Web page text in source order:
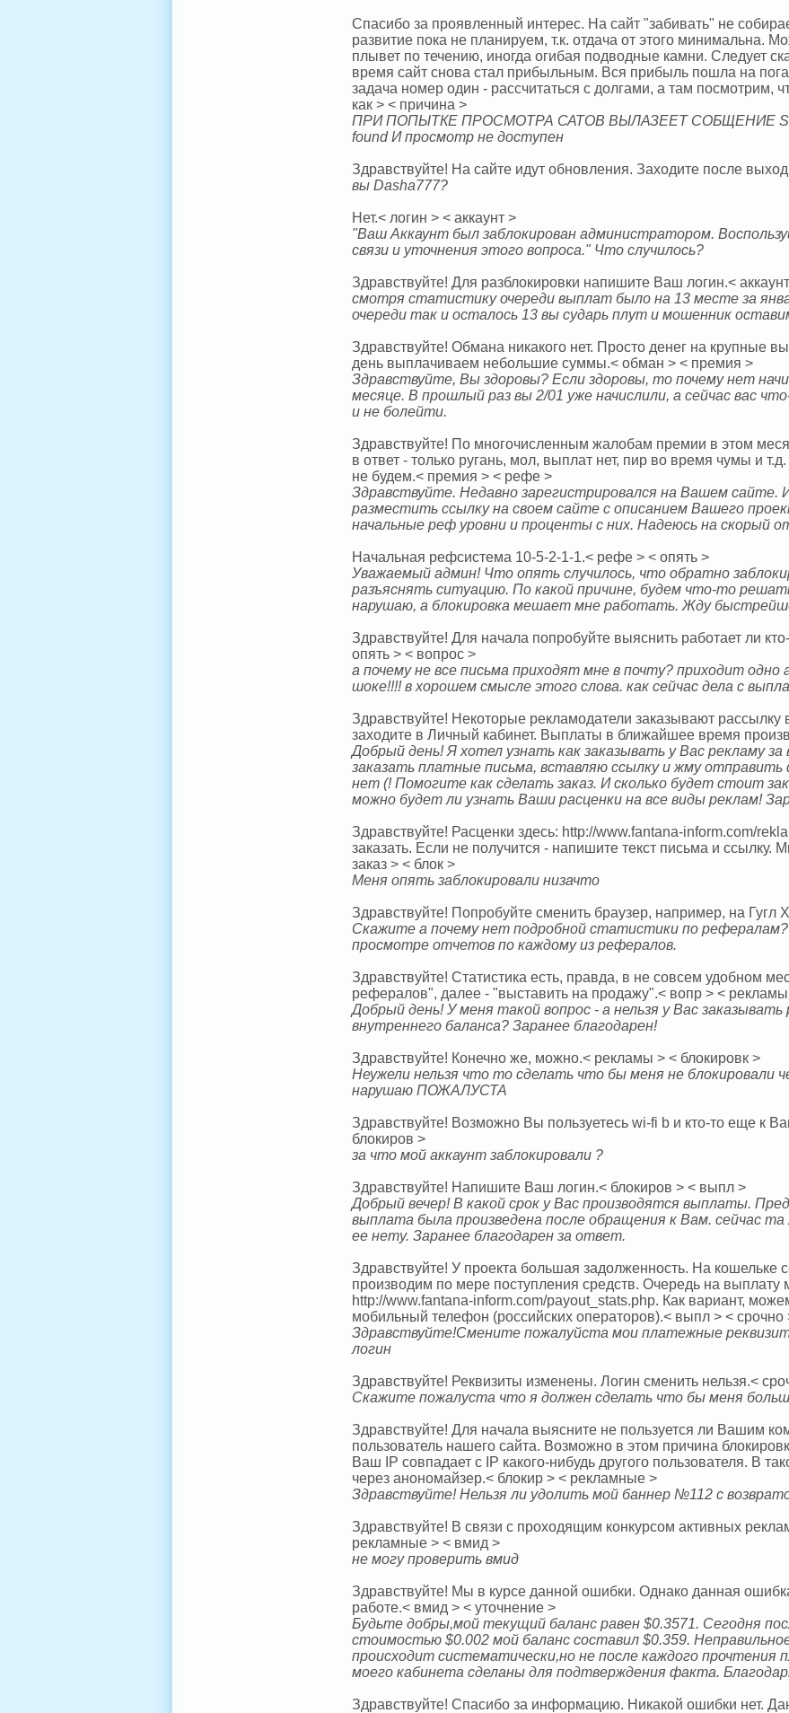
Спасибо за проявленный интерес. На сайт "забивать" не
развитие пока не планируем, т.к. отдача от этого минимальна.
плывет по течению, иногда огибая подводные камни. Следует
время сайт снова стал прибыльным. Вся прибыль пошла на
задача номер один - рассчитаться с долгами, а там посмотрим,
как > < причина >
ПРИ ПОПЫТКЕ ПРОСМОТРА САТОВ ВЫЛАЗЕЕТ СОБЩЕНИЕ
found И просмотр не доступен
Здравствуйте! На сайте идут обновления. Заходите после
вы Dasha777?
Нет.< логин > < аккаунт >
"Ваш Аккаунт был заблокирован администратором.
связи и уточнения этого вопроса." Что случилось?
Здравствуйте! Для разблокировки напишите Ваш логин.<
смотря статистику очереди выплат было на 13 месте за
очереди так и осталось 13 вы сударь плут и мошенник
Здравствуйте! Обмана никакого нет. Просто денег на крупные
день выплачиваем небольшие суммы.< обман > < премия >
Здравствуйте, Вы здоровы? Если здоровы, то почему нет
месяце. В прошлый раз вы 2/01 уже начислили, а сейчас вас
и не болейти.
Здравствуйте! По многочисленным жалобам премии в этом
в ответ - только ругань, мол, выплат нет, пир во время чумы и
не будем.< премия > < рефе >
Здравствуйте. Недавно зарегистрировался на Вашем сайте. И
разместить ссылку на своем сайте с описанием Вашего
начальные реф уровни и проценты с них. Надеюсь на скорый
Начальная рефсистема 10-5-2-1-1.< рефе > < опять >
Уважаемый админ! Что опять случилось, что обратно
разъяснять ситуацию. По какой причине, будем что-то
нарушаю, а блокировка мешает мне работать. Жду
Здравствуйте! Для начала попробуйте выяснить работает ли
опять > < вопрос >
а почему не все письма приходят мне в почту? приходит одно
шоке!!!! в хорошем смысле этого слова. как сейчас дела с
Здравствуйте! Некоторые рекламодатели заказывают
заходите в Личный кабинет. Выплаты в ближайшее время
Добрый день! Я хотел узнать как заказывать у Вас рекламу
заказать платные письма, вставляю ссылку и жму
нет (! Помогите как сделать заказ. И сколько будет стоит
можно будет ли узнать Ваши расценки на все виды реклам!
Здравствуйте! Расценки здесь: http://www.fantana-inform.com/
заказать. Если не получится - напишите текст письма и ссылку.
заказ > < блок >
Меня опять заблокировали низачто
Здравствуйте! Попробуйте сменить браузер, например, на Гугл
Скажите а почему нет подробной статистики по рефералам?
просмотре отчетов по каждому из рефералов.
Здравствуйте! Статистика есть, правда, в не совсем удобном
рефералов", далее - "выставить на продажу".< вопр > <
Добрый день! У меня такой вопрос - а нельзя у Вас
внутреннего баланса? Заранее благодарен!
Здравствуйте! Конечно же, можно.< рекламы > < блокировк >
Неужели нельзя что то сделать что бы меня не блокировали
нарушаю ПОЖАЛУСТА
Здравствуйте! Возможно Вы пользуетесь wi-fi b и кто-то еще к
блокиров >
за что мой аккаунт заблокировали ?
Здравствуйте! Напишите Ваш логин.< блокиров > < выпл >
Добрый вечер! В какой срок у Вас производятся выплаты.
выплата была произведена после обращения к Вам. сейчас
ее нету. Заранее благодарен за ответ.
Здравствуйте! У проекта большая задолженность. На кошельке
производим по мере поступления средств. Очередь на выплату
http://www.fantana-inform.com/payout_stats.php. Как вариант,
мобильный телефон (российских операторов).< выпл > < срочно
Здравствуйте!Смените пожалуйста мои платежные
логин
Здравствуйте! Реквизиты изменены. Логин сменить нельзя.<
Скажите пожалуста что я должен сделать что бы меня
Здравствуйте! Для начала выясните не пользуется ли Вашим
пользователь нашего сайта. Возможно в этом причина
Ваш IP совпадает с IP какого-нибудь другого пользователя. В
через анономайзер.< блокир > < рекламные >
Здравствуйте! Нельзя ли удолить мой баннер №112 с
Здравствуйте! В связи с проходящим конкурсом активных
рекламные > < вмид >
не могу проверить вмид
Здравствуйте! Мы в курсе данной ошибки. Однако данная
работе.< вмид > < уточнение >
Будьте добры,мой текущий баланс равен $0.3571. Сегодня
стоимостью $0.002 мой баланс составил $0.359.
происходит систематически,но не после каждого прочтения
моего кабинета сделаны для подтверждения факта.
Здравствуйте! Спасибо за информацию. Никакой ошибки нет.